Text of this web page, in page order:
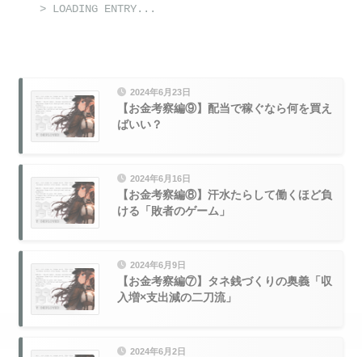
> LOADING ENTRY...
2024年6月23日
【お金考察編⑨】配当で稼ぐなら何を買え
ばいい？
2024年6月16日
【お金考察編⑧】汗水たらして働くほど負
ける「敗者のゲーム」
2024年6月9日
【お金考察編⑦】タネ銭づくりの奥義「収
入増×支出減の二刀流」
2024年6月2日